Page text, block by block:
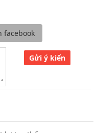
facebook
Gửi ý kiến